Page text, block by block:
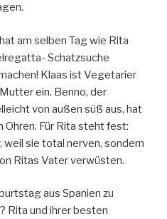
am selben Tag wie Rita
Schatzsuche
Klaas ist Vegetarier
ein. Benno, der
von außen süß aus, hat
Für Rita steht fest:
weil sie total nerven, sondern
Ritas Vater verwüsten.
aus Spanien zu
Rita und ihrer besten